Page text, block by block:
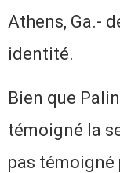
Athens, Ga.-
identité.
Bien que
témoigné la
pas témoigné